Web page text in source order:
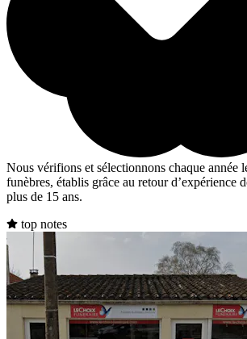
Nous vérifions et sélectionnons chaque année
funèbres, établis grâce au retour d’expérience
plus de 15 ans.
top notes